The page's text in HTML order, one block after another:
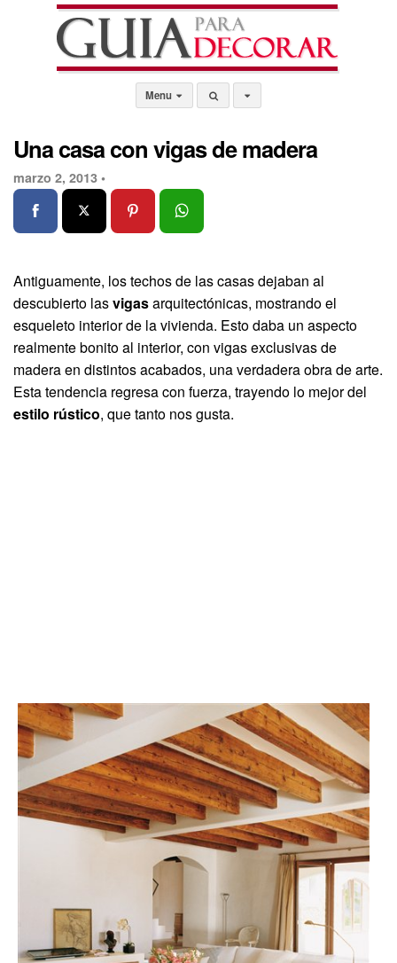
Menu
Una casa con vigas de madera
marzo 2, 2013 •
Antiguamente, los techos de las casas dejaban al
descubierto lasvigasarquitectónicas, mostrando el
esqueleto interior de la vivienda. Esto daba un aspecto
realmente bonito al interior, con vigas exclusivas de
madera en distintos acabados, una verdadera obra de arte.
Esta tendencia regresa con fuerza, trayendo lo mejor del
estilo rústico, que tanto nos gusta.